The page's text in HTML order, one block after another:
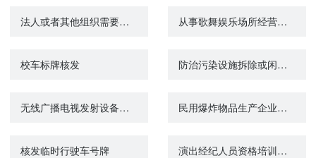
法人或者其他组织需要利用属于国家秘密的基础测绘成果审批 从事歌舞娱乐场所经营活动的审批
校车标牌核发 防治污染设施拆除或闲置审批
无线广播电视发射设备（不含小功率无线广播电视发射设备）订购证明核发 民用爆炸物品生产企业备案
核发临时行驶车号牌 演出经纪人员资格培训咨询